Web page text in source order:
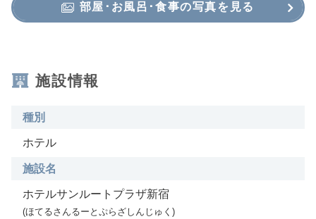
部屋･お風呂･食事の写真を見る
施設情報
種別
ホテル
施設名
ホテルサンルートプラザ新宿
(ほてるさんるーとぷらざしんじゅく)